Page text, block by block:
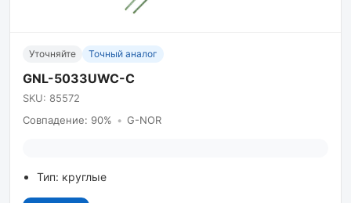
Уточняйте Точный аналог
GNL-5033UWC-C
SKU: 85572
Совпадение: 90% • G-NOR
Тип: круглые